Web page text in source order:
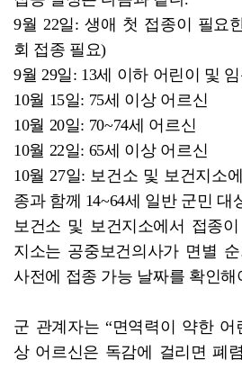
9월 22일: 생애 첫 접종이 필요
회 접종 필요)
9월 29일: 13세 이하 어린이 및
10월 15일: 75세 이상 어르신
10월 20일: 70~74세 어르신
10월 22일: 65세 이상 어르신
10월 27일: 보건소 및 보건지소
종과 함께 14~64세 일반 군민 대
보건소 및 보건지소에서 접종
지소는 공중보건의사가 면별
사전에 접종 가능 날짜를 확인해
군 관계자는 “면역력이 약한 어
상 어르신은 독감에 걸리면 폐